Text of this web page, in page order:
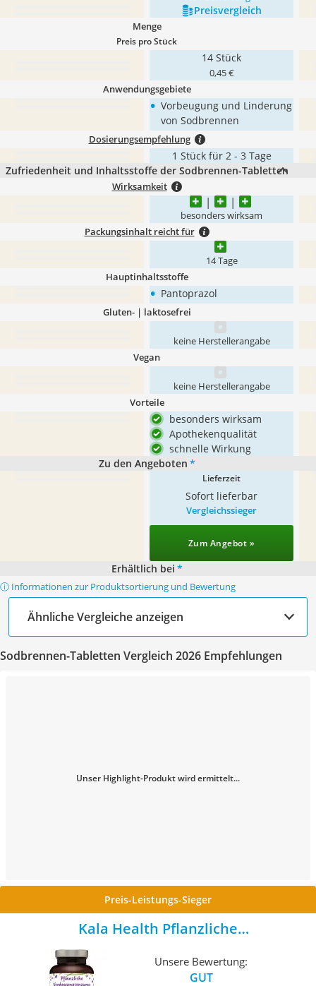
Preis­vergleich
Menge
Preis pro Stück
14 Stück
0,45 €
Anwendungsgebiete
• Vorbeugung und Linderung
von Sodbrennen
Dosierungsempfehlung
1 Stück für 2 - 3 Tage
Zufriedenheit und Inhaltsstoffe der Sodbrennen-Tabletten
Wirksamkeit
besonders wirksam
Packungsinhalt reicht für
14 Tage
Hauptinhaltsstoffe
• Pantoprazol
Gluten- | laktosefrei
keine Herstellerangabe
Vegan
keine Herstellerangabe
Vorteile
besonders wirksam
Apothekenqualität
schnelle Wirkung
Zu den Angeboten *
Lieferzeit
Sofort lieferbar
Vergleichssieger
Zum Angebot »
Erhältlich bei *
ⓘ Informationen zur Produktsortierung und Bewertung
Ähnliche Vergleiche anzeigen
Sodbrennen-Tabletten Vergleich 2026 Empfehlungen
Unser Highlight-Produkt wird ermittelt...
Preis-Leistungs-Sieger
Kala Health Pflanzliche
Verdauungsenzyme
Unsere Bewertung:
GUT